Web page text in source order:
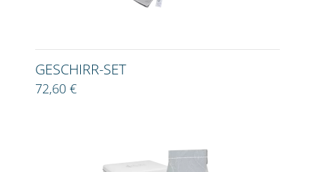
GESCHIRR-SET
72,60 €